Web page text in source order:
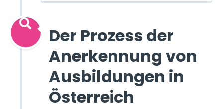
Der Prozess der
Anerkennung von
Ausbildungen in
Österreich